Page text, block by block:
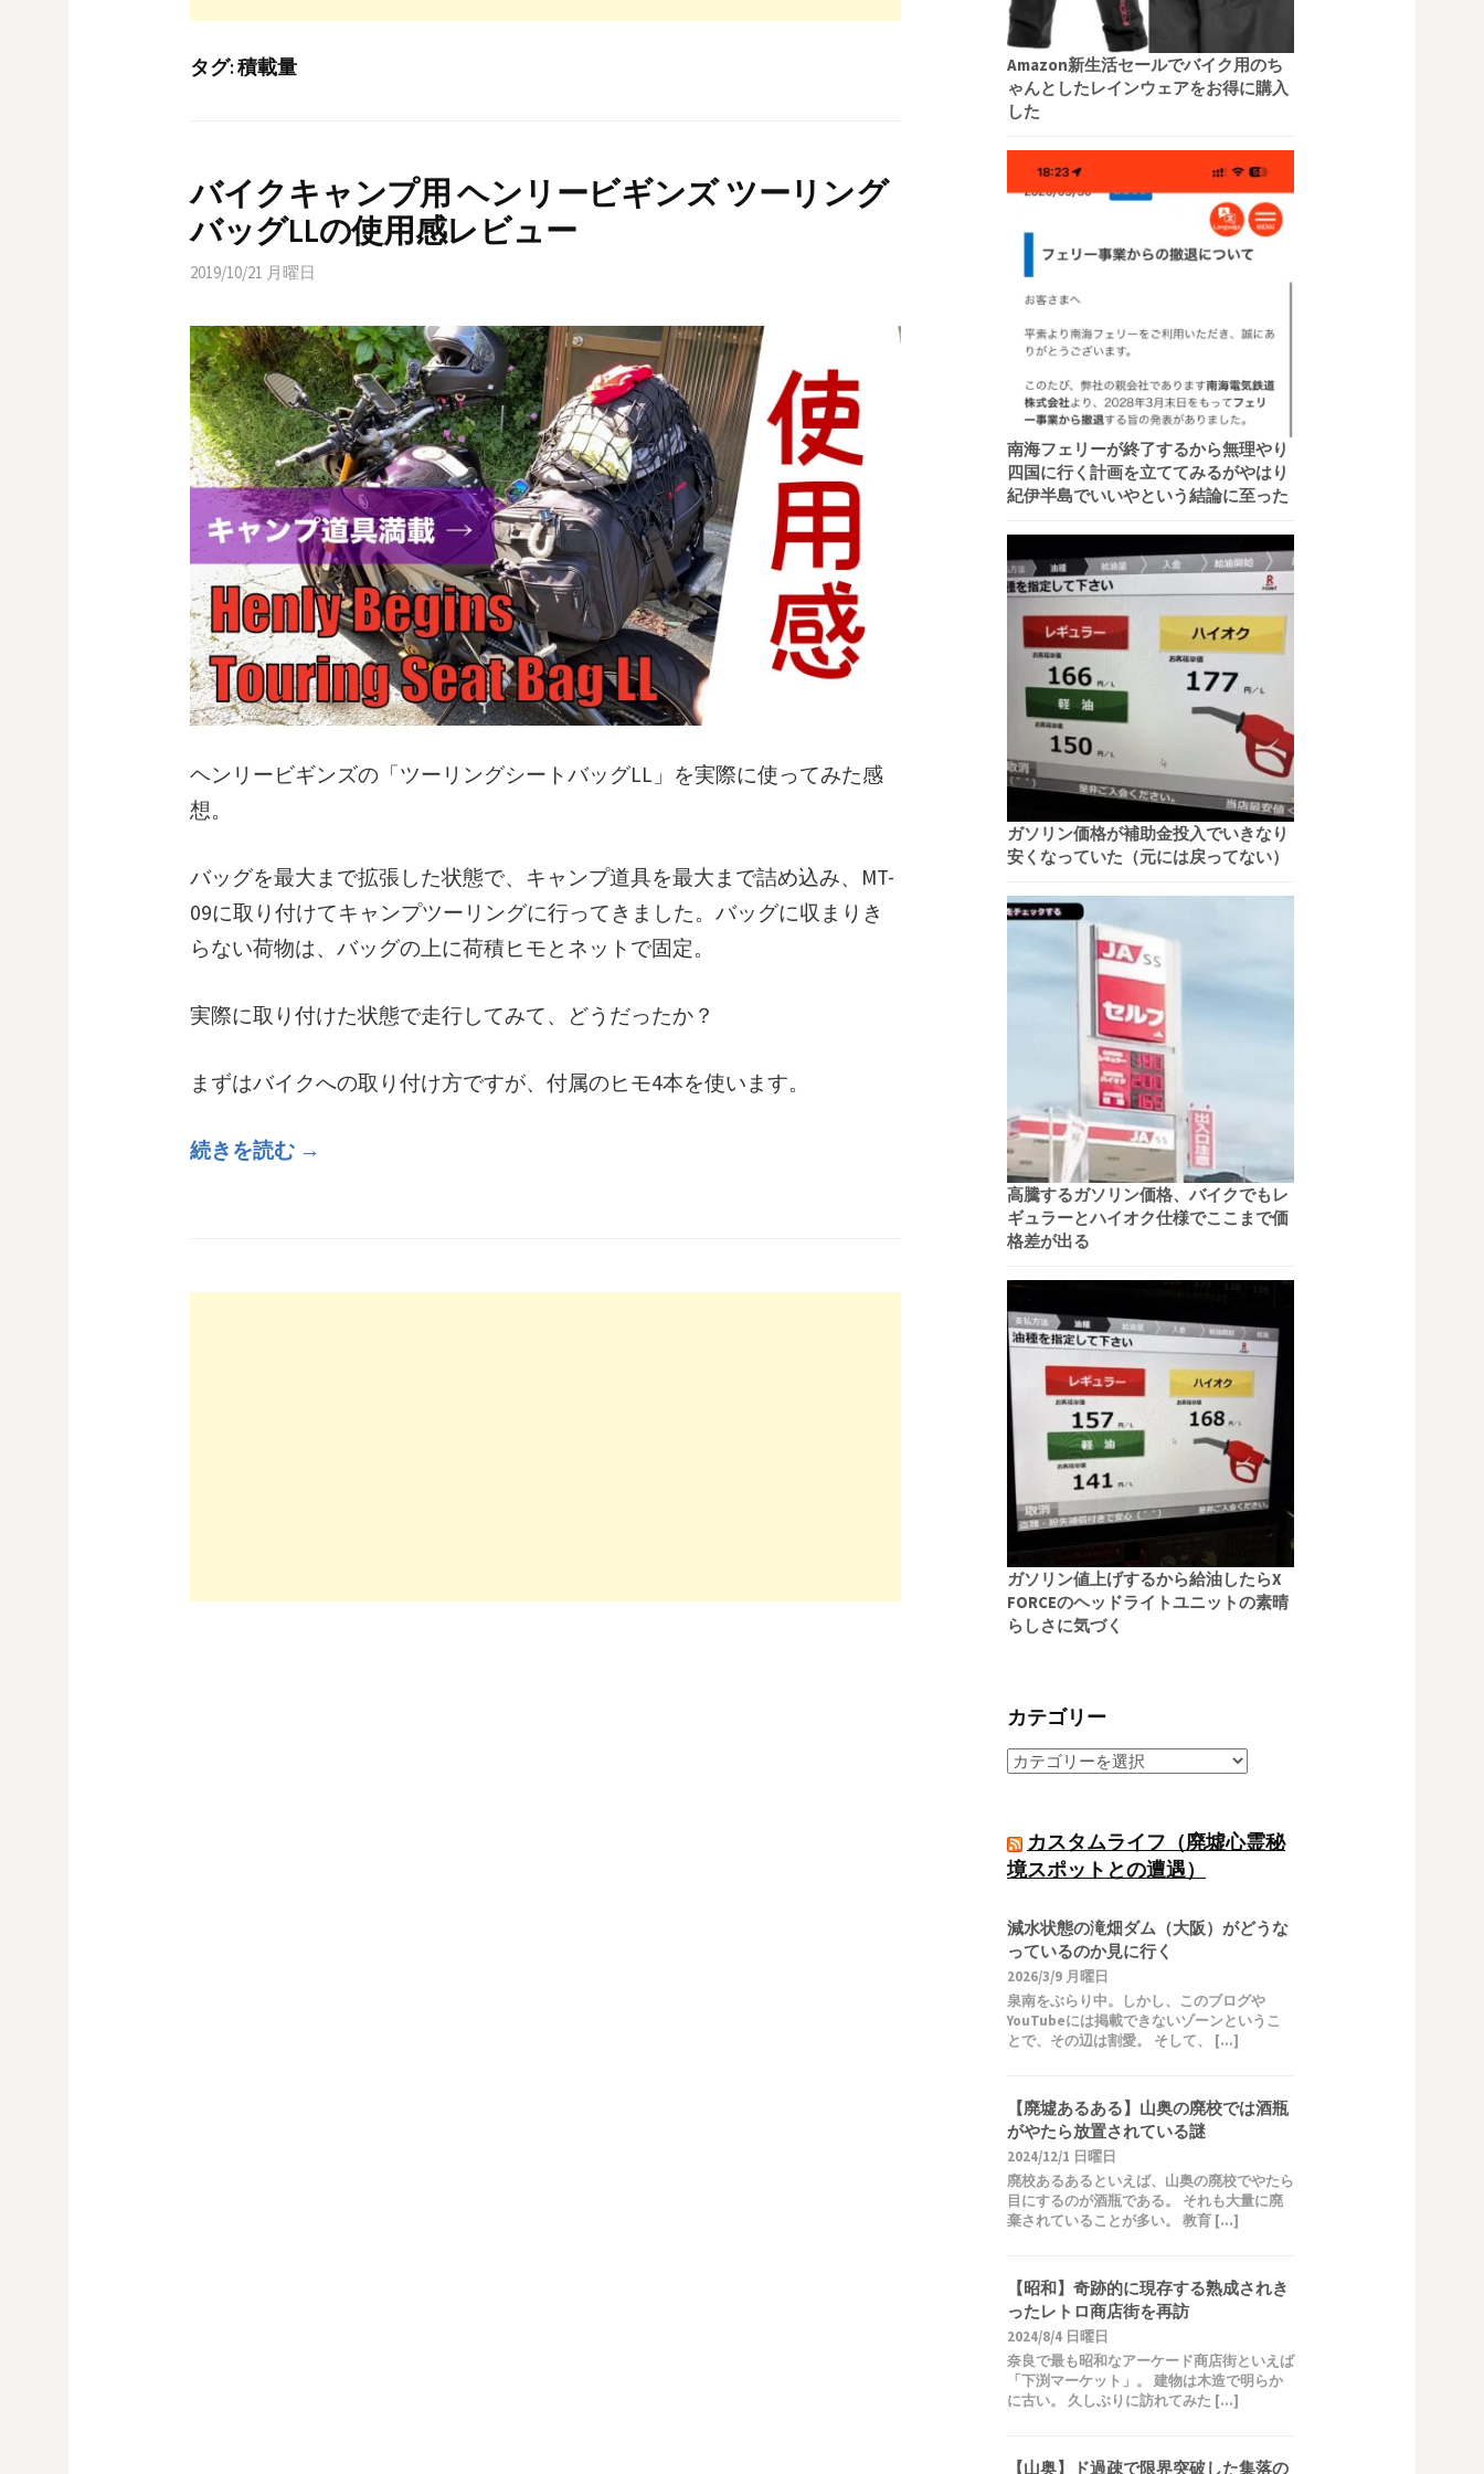
タグ:積載量
バイクキャンプ用 ヘンリービギンズ ツーリング
バッグLLの使用感レビュー
2019/10/21 月曜日
ヘンリービギンズの「ツーリングシートバッグLL」を実際に使ってみた感
想。
バッグを最大まで拡張した状態で、キャンプ道具を最大まで詰め込み、MT-
09に取り付けてキャンプツーリングに行ってきました。バッグに収まりき
らない荷物は、バッグの上に荷積ヒモとネットで固定。
実際に取り付けた状態で走行してみて、どうだったか？
まずはバイクへの取り付け方ですが、付属のヒモ4本を使います。
続きを読む →
Amazon新生活セールでバイク用のち
ゃんとしたレインウェアをお得に購入
した
南海フェリーが終了するから無理やり
四国に行く計画を立ててみるがやはり
紀伊半島でいいやという結論に至った
ガソリン価格が補助金投入でいきなり
安くなっていた（元には戻ってない）
高騰するガソリン価格、バイクでもレ
ギュラーとハイオク仕様でここまで価
格差が出る
ガソリン値上げするから給油したらX
FORCEのヘッドライトユニットの素晴
らしさに気づく
カテゴリー
カスタムライフ（廃墟心霊秘
境スポットとの遭遇）
減水状態の滝畑ダム（大阪）がどうな
っているのか見に行く
2026/3/9 月曜日
泉南をぶらり中。しかし、このブログや
YouTubeには掲載できないゾーンというこ
とで、その辺は割愛。 そして、 […]
【廃墟あるある】山奥の廃校では酒瓶
がやたら放置されている謎
2024/12/1 日曜日
廃校あるあるといえば、山奥の廃校でやたら
目にするのが酒瓶である。 それも大量に廃
棄されていることが多い。 教育 […]
【昭和】奇跡的に現存する熟成されき
ったレトロ商店街を再訪
2024/8/4 日曜日
奈良で最も昭和なアーケード商店街といえば
「下渕マーケット」。 建物は木造で明らか
に古い。 久しぶりに訪れてみた […]
【山奥】ド過疎で限界突破した集落の